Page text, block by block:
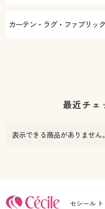
カーテン・ラグ・ファブリック
最近チェ
表示できる商品がありません。
セシール